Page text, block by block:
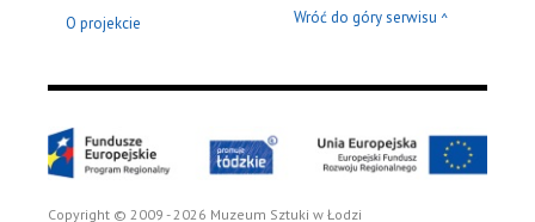
O projekcie Wróć do góry serwisu ^
Copyright © 2009 - 2026 Muzeum Sztuki w Łodzi